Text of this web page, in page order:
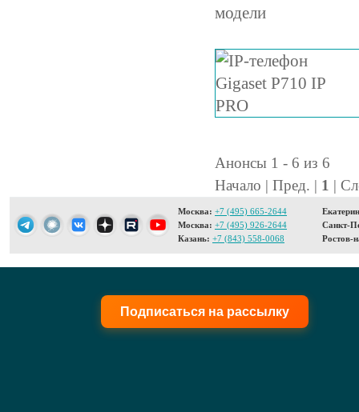
модели
Анонсы 1 - 6 из 6
Начало | Пред. | 1 |
Москва: +7 (495) 665-2644
Москва: +7 (495) 926-2644
Казань: +7 (843) 558-0068
Санкт-
Ростов-
Подписаться на рассылку